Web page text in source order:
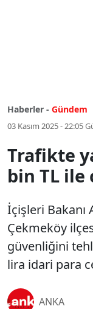
Haberler - Gündem
03 Kasım 2025 - 22:05
Trafikte
bin TL ile
İçişleri Bakanı
Çekmeköy
güvenliğini
lira idari para
ANKA